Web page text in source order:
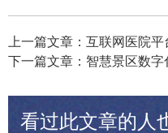
上一篇文章：互联网医院
下一篇文章：智慧景区数字
看过此文章的人